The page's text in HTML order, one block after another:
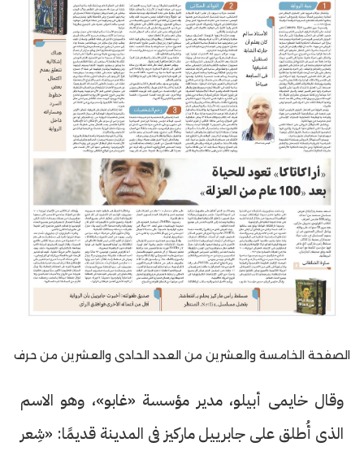
الصفحة الخامسة والعشرين من العدد الحادى والعشرين من حرف
وقال خايمى أبيلو، مدير مؤسسة «غابو»، وهو الاسم
الذى أُطلق على جابرييل ماركيز فى المدينة قديمًا: «شِعر